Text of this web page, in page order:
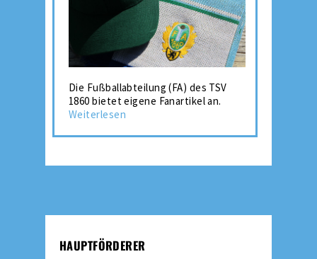
Die Fußballabteilung (FA) des TSV
1860 bietet eigene Fanartikel an.
Weiterlesen
HAUPTFÖRDERER